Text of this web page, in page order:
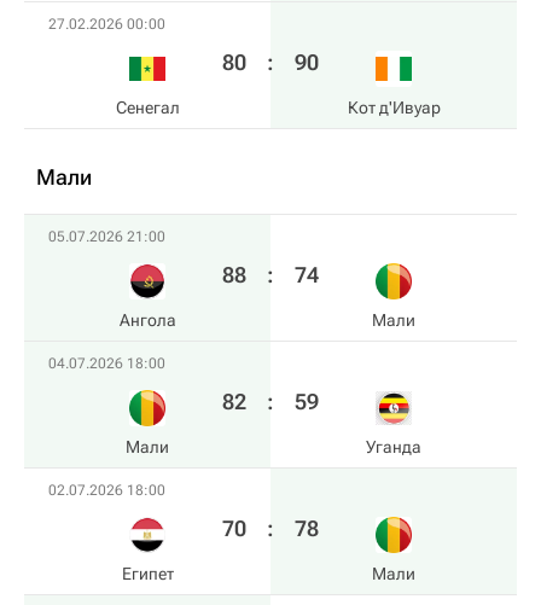
27.02.2026 00:00
Сенегал
80 : 90
Кот д'Ивуар
Мали
05.07.2026 21:00
Ангола
88 : 74
Мали
04.07.2026 18:00
Мали
82 : 59
Уганда
02.07.2026 18:00
Египет
70 : 78
Мали